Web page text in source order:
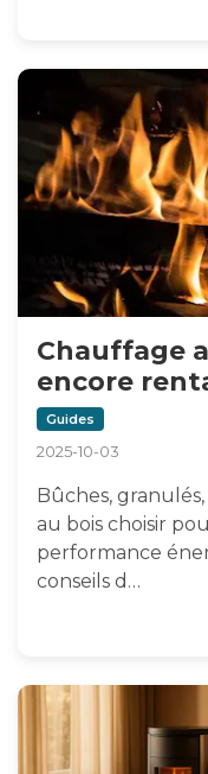
Chauffage
encore
Guides
2025-10-03
Bûches,
au bois choisir
performance
conseils d…